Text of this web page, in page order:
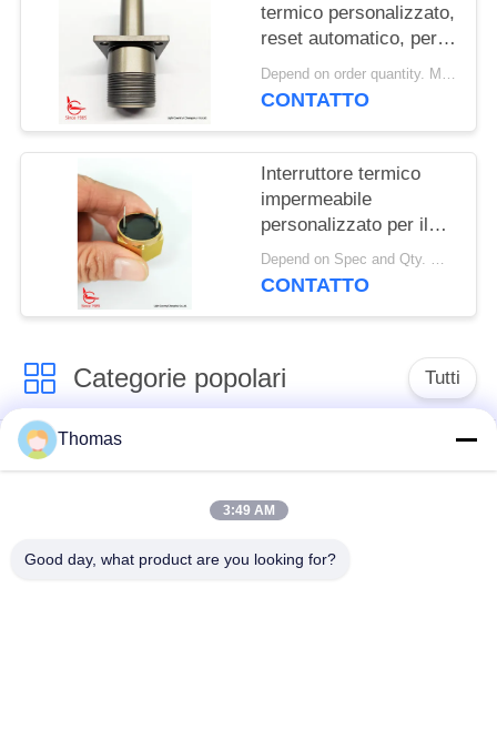
termico personalizzato,
reset automatico, per
macchine per la pulizia
della neve
Depend on order quantity. MOQ:1000 pezzi, supportano anche la quantità di campioni o test.
CONTATTO
Interruttore termico
impermeabile
personalizzato per il
sensore di allarme
antincendio del veicolo
Depend on Spec and Qty. MOQ:1000 PCS
CONTATTO
Categorie popolari Tutti
termostato ksd301
automatico di
risistemazione
Termostato del
commutatore termico
Thomas
3:49 AM
Good day, what product are you looking for?